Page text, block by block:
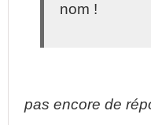
nom !
pas encore de